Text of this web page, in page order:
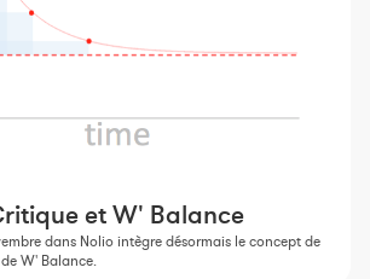
et W' Balance
dans Nolio intègre désormais le concept de
W' Balance.